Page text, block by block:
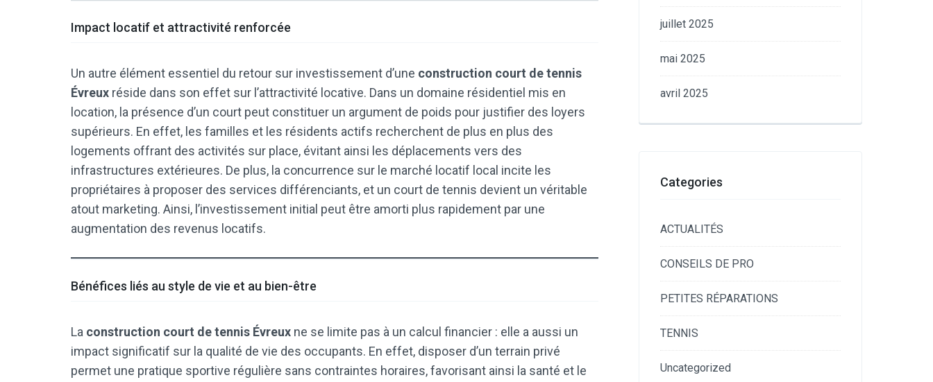
Impact locatif et attractivité renforcée
Un autre élément essentiel du retour sur investissement d’une construction court de tennis
Évreux réside dans son effet sur l’attractivité locative. Dans un domaine résidentiel mis en
location, la présence d’un court peut constituer un argument de poids pour justifier des loyers
supérieurs. En effet, les familles et les résidents actifs recherchent de plus en plus des
logements offrant des activités sur place, évitant ainsi les déplacements vers des
infrastructures extérieures. De plus, la concurrence sur le marché locatif local incite les
propriétaires à proposer des services différenciants, et un court de tennis devient un véritable
atout marketing. Ainsi, l’investissement initial peut être amorti plus rapidement par une
augmentation des revenus locatifs.
Bénéfices liés au style de vie et au bien-être
La construction court de tennis Évreux ne se limite pas à un calcul financier : elle a aussi un
impact significatif sur la qualité de vie des occupants. En effet, disposer d’un terrain privé
permet une pratique sportive régulière sans contraintes horaires, favorisant ainsi la santé et le
juillet 2025
mai 2025
avril 2025
Categories
ACTUALITÉS
CONSEILS DE PRO
PETITES RÉPARATIONS
TENNIS
Uncategorized